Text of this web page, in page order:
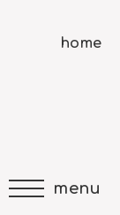
home
menu